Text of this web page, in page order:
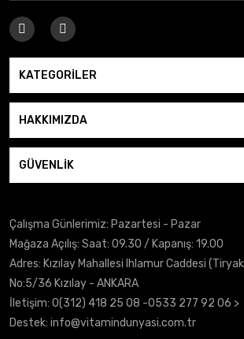
KATEGORİLER
HAKKIMIZDA
GÜVENLİK
Çalışma Günlerimiz: Pazartesi - Pazar
Mağaza Açılış: Saat: 09.30 / Kapanış: 19.00
Adres: Kızılay Mahallesi Ihlamur Caddesi
No:5/36 Kızılay - ANKARA
İletişim: 0(312) 418 25 08 -0533 277 92 06 >
Destek: info@vitamindunyasi.com.tr